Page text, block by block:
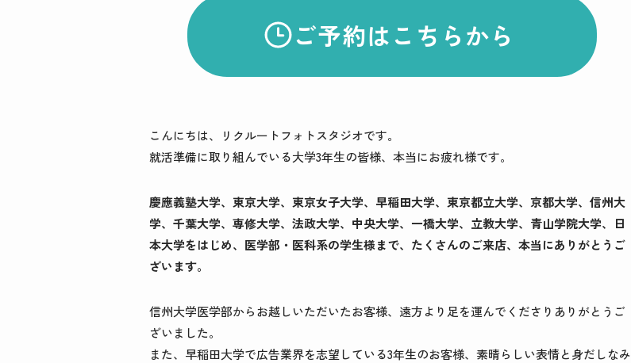
ご予約はこちらから
こんにちは、リクルートフォトスタジオです。
就活準備に取り組んでいる大学3年生の皆様、本当にお疲れ様です。
慶應義塾大学、東京大学、東京女子大学、早稲田大学、東京都立大学、京都大学、信州大
学、千葉大学、専修大学、法政大学、中央大学、一橋大学、立教大学、青山学院大学、日
本大学をはじめ、医学部・医科系の学生様まで、たくさんのご来店、本当にありがとうご
ざいます。
信州大学医学部からお越しいただいたお客様、遠方より足を運んでくださりありがとうご
ざいました。
また、早稲田大学で広告業界を志望している3年生のお客様、素晴らしい表情と身だしなみ